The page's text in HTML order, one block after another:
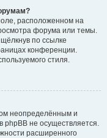
расположенном на
форума или темы.
по ссылке
конференции.
стиля.
неопределённым и
phpBB не осуществляется.
расширенного